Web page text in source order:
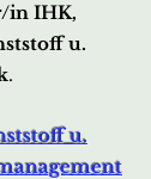
in IHK,
u.
.
u.